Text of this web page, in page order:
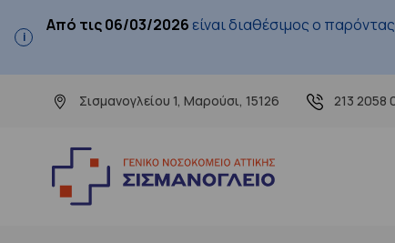
Από τις 06/03/2026 είναι διαθέσιμος ο παρόντας
Σισμανογλείου 1, Μαρούσι, 15126 213 2058